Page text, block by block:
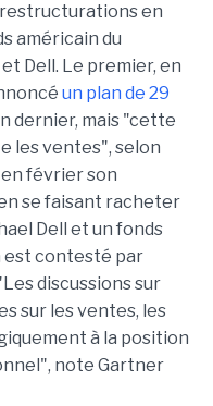
en
américain du
Dell. Le premier, en
un plan de 29
dernier, mais "cette
les ventes", selon
février son
se faisant racheter
Dell et un fonds
est contesté par
discussions sur
sur les ventes, les
à la position
note Gartner